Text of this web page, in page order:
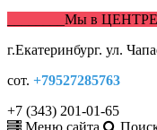
________Мы в ЦЕНТРЕ
г.Екатеринбург. ул.
сот. +79527285763
+7 (343) 201-01-65
Меню сайта